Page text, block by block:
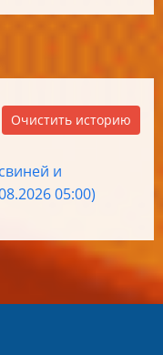
Очистить историю
и
05:00)